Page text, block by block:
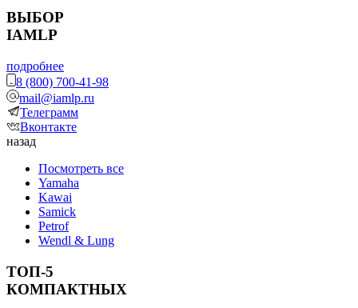
ВЫБОР
IAMLP
подробнее
8 (800) 700-41-98
mail@iamlp.ru
Телеграмм
Вконтакте
назад
Посмотреть все
Yamaha
Kawai
Samick
Petrof
Wendl & Lung
ТОП-5
КОМПАКТНЫХ